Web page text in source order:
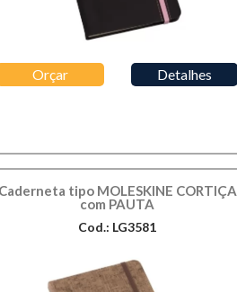
Orçar Detalhes
Caderneta tipo MOLESKINE CORTIÇA
com PAUTA
Cod.: LG3581